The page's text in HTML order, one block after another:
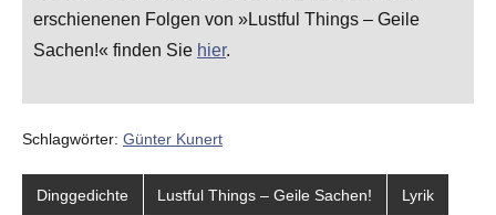
erschienenen Folgen von »Lustful Things – Geile
Sachen!« finden Sie hier.
Schlagwörter: Günter Kunert
Dinggedichte Lustful Things – Geile Sachen! Lyrik